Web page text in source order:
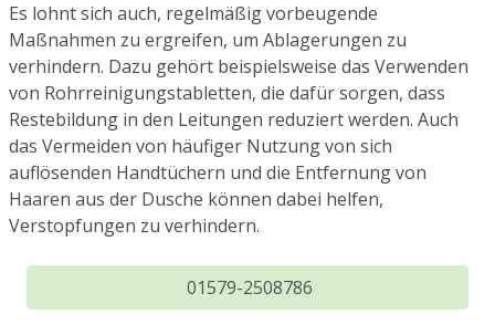
Es lohnt sich auch, regelmäßig vorbeugende
Maßnahmen zu ergreifen, um Ablagerungen zu
verhindern. Dazu gehört beispielsweise das Verwenden
von Rohrreinigungstabletten, die dafür sorgen, dass
Restebildung in den Leitungen reduziert werden. Auch
das Vermeiden von häufiger Nutzung von sich
auflösenden Handtüchern und die Entfernung von
Haaren aus der Dusche können dabei helfen,
Verstopfungen zu verhindern.
01579-2508786